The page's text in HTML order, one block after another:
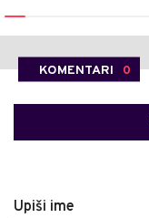
KOMENTARI 0
Upiši ime